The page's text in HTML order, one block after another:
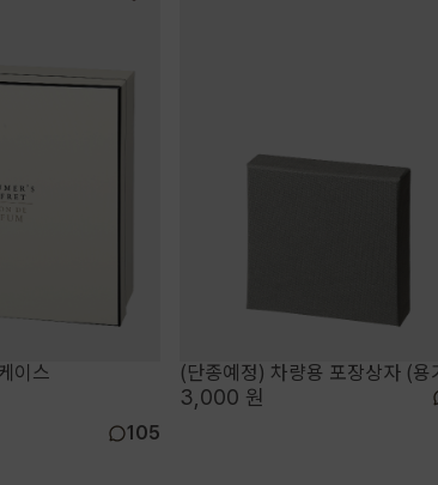
이스
105
(단종예정) 차량용 포장상자 (용
3,000 원